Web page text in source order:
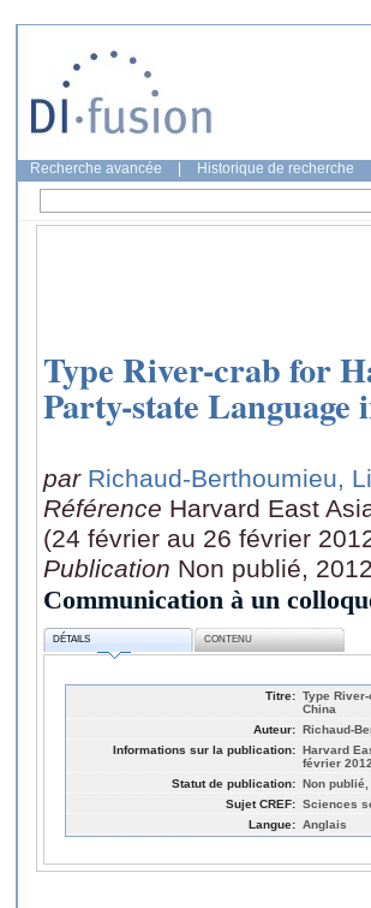
Recherche avancée Historique de recherche
Type River-crab for
Party-state Language
par Richaud-Berthoumieu,
Référence Harvard East
(24 février au 26 février
Publication Non publié,
Communication à un
DÉTAILS CONTENU
Titre: Type
China
Auteur: Richaud-
Informations sur la publication: Harvard
février
Statut de publication: Non publié,
Sujet CREF: Sciences
Langue: Anglais